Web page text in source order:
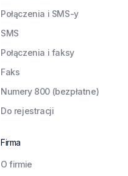
Połączenia i SMS-y
SMS
Połączenia i faksy
Faks
Numery 800 (bezpłatne)
Do rejestracji
Firma
O firmie